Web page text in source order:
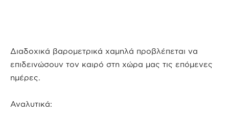
Διαδοχικά βαρομετρικά χαμηλά προβλέπεται να
επιδεινώσουν τον καιρό στη χώρα μας τις επόμενες
ημέρες.
Αναλυτικά: